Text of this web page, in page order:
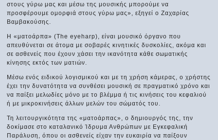
στους γύρω μας και μέσω της μουσικής μπορούμε να
προσφέρουμε ομορφιά στους γύρω μας», εξηγεί ο Ζαχαρίας
Βαμβακούσης.
Η «ματοάρπα» (The eyeharp), είναι μουσικό όργανο που
απευθύνεται σε άτομα με σοβαρές κινητικές δυσκολίες, ακόμα και
σε ασθενείς που έχουν χάσει την ικανότητα κάθε σωματικής
κίνησης εκτός των ματιών.
Μέσω ενός ειδικού λογισμικού και με τη χρήση κάμερας, ο χρήστης
έχει την δυνατότητα να συνθέσει μουσική σε πραγματικό χρόνο και
να παίξει μελωδίες μόνο με το βλέμμα ή τις κινήσεις του κεφαλιού
ή με μικροκινήσεις άλλων μελών του σώματός του.
Τη λειτουργικότητα της «ματοάρπας», ο δημιουργός της, την
δοκίμασε στο καταλανικό Ίδρυμα Ανθρώπων με Εγκεφαλική
Παράλυση, όπου οι ασθενείς είχαν την ευκαιρία να παίξουν